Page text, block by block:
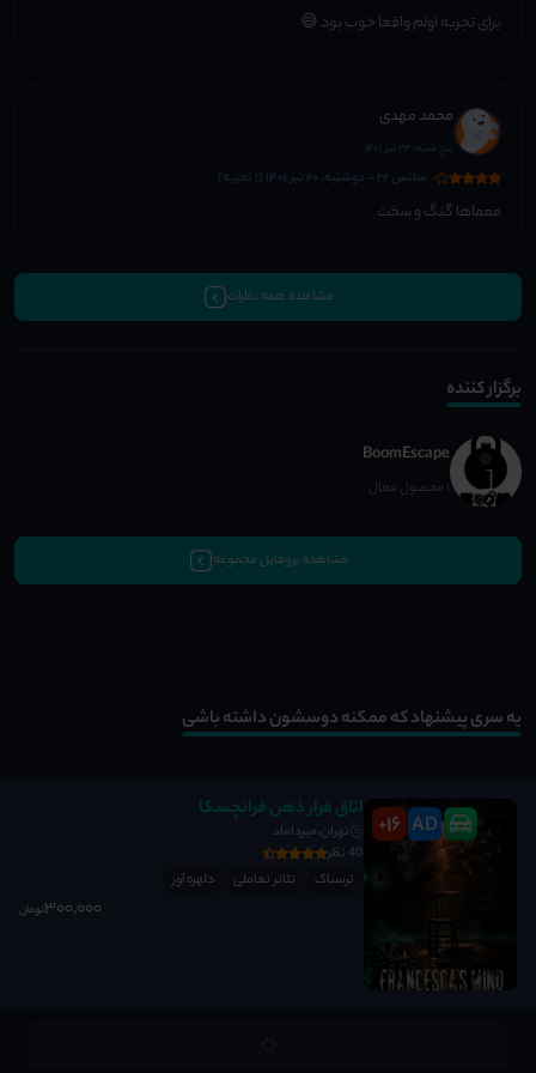
برای تجربه اولم واقعا خوب بود 😅
محمد مهدی
پنج شنبه، 23 تیر 1401
سانس 22 - دوشنبه، 20 تیر 1401 (1 تجربه)
معماها گنگ و سخت
مشاهده همه نظرات
برگزار کننده
BoomEscape
1 محصول فعال
مشاهده پروفایل مجموعه
یه سری پیشنهاد که ممکنه دوسشون داشته باشی
AD
16
+
اتاق فرار ذهن فرانچسکا
تهران،میرداماد
40 نظر
ترسناک
تئاتر تعاملی دلهره آور
300٬000تومان